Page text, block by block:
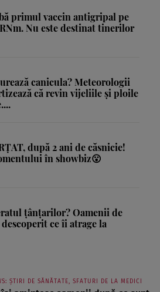
primul vaccin antigripal pe
Nu este destinat tinerilor
canicula? Meteorologii
că revin vijeliile și ploile
după 2 ani de căsnicie!
în showbiz😮
țânțarilor? Oamenii de
ce îi atrage la
ȘTIRI DE SĂNĂTATE, SFATURI DE LA MEDICI